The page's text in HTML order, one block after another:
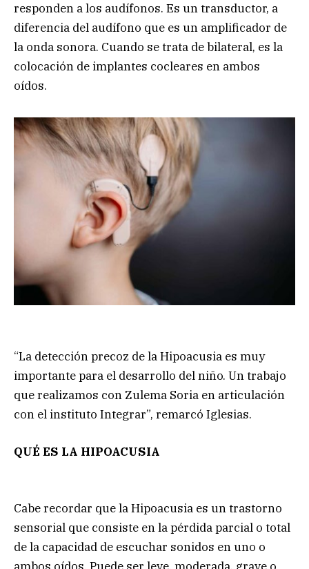
responden a los audífonos. Es un transductor, a
diferencia del audífono que es un amplificador de
la onda sonora. Cuando se trata de bilateral, es la
colocación de implantes cocleares en ambos
oídos.
“La detección precoz de la Hipoacusia es muy
importante para el desarrollo del niño. Un trabajo
que realizamos con Zulema Soria en articulación
con el instituto Integrar”, remarcó Iglesias.
QUÉ ES LA HIPOACUSIA
Cabe recordar que la Hipoacusia es un trastorno
sensorial que consiste en la pérdida parcial o total
de la capacidad de escuchar sonidos en uno o